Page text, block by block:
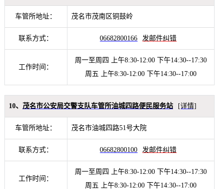
车管所地址： 茂名市茂南区铜鼓岭
联系方式： 06682800166 发邮件纠错
工作时间：
周一至周四 上午8:30-12:00 下午14:30--17:30
周五 上午8:30-12:00 下午14:30--17:00
10、 茂名市公安局交警支队车管所油城四路便民服务站 [详情]
车管所地址： 茂名市油城四路51号大院
联系方式： 06682800100 发邮件纠错
工作时间：
周一至周四 上午8:30-12:00 下午14:30--17:30
周五 上午8:30-12:00 下午14:30--17:00